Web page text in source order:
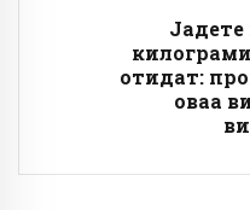
Јадете
отидат:
оваа